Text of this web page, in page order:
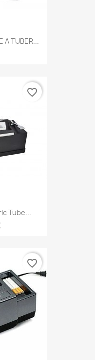
A TUBER...
Tube...
favorite_border
favorite_border